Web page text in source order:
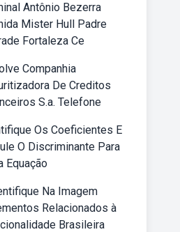
Antônio Bezerra
Mister Hull Padre
Fortaleza Ce
Companhia
De Creditos
S.a. Telefone
Os Coeficientes E
O Discriminante Para
Equação
Na Imagem
Relacionados à
Brasileira